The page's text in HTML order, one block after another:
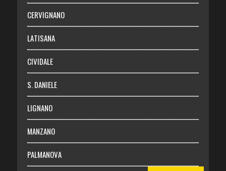
Abbonati
Login
CERVIGNANO
LATISANA
CIVIDALE
S. DANIELE
LIGNANO
MANZANO
PALMANOVA